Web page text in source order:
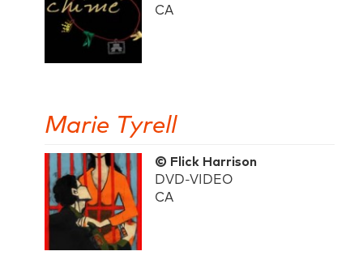
CA
Marie Tyrell
© Flick Harrison
DVD-VIDEO
CA